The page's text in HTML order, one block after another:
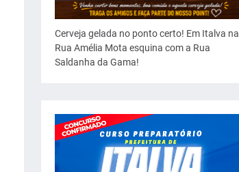
Cerveja gelada no ponto certo! Em Italva na
Rua Amélia Mota esquina com a Rua
Saldanha da Gama!